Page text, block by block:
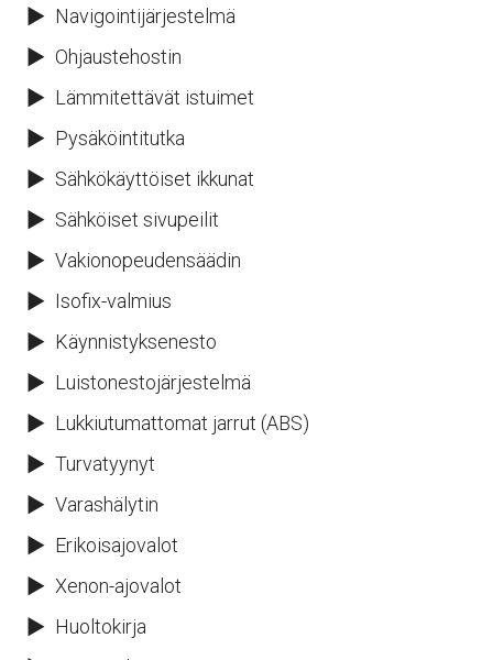
Navigointijärjestelmä
Ohjaustehostin
Lämmitettävät istuimet
Pysäköintitutka
Sähkökäyttöiset ikkunat
Sähköiset sivupeilit
Vakionopeudensäädin
Isofix-valmius
Käynnistyksenesto
Luistonestojärjestelmä
Lukkiutumattomat jarrut (ABS)
Turvatyynyt
Varashälytin
Erikoisajovalot
Xenon-ajovalot
Huoltokirja